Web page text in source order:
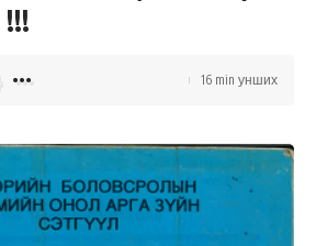
16 min унших